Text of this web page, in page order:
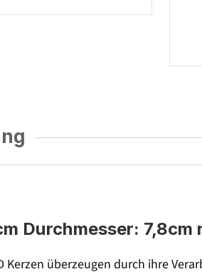
Durchmesser: 7,8cm
überzeugen durch ihre